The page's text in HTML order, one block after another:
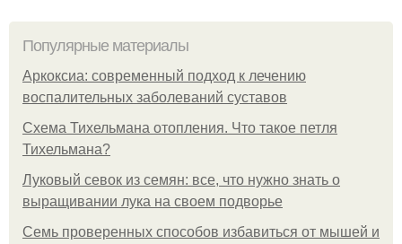
Популярные материалы
Аркоксиа: современный подход к лечению
воспалительных заболеваний суставов
Схема Тихельмана отопления. Что такое петля
Тихельмана?
Луковый севок из семян: все, что нужно знать о
выращивании лука на своем подворье
Семь проверенных способов избавиться от мышей и